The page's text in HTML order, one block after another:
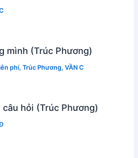
mình (Trúc Phương)
phí, Trúc Phương, VẦN C
hỏi (Trúc Phương)